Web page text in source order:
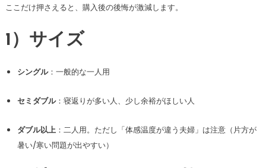
ここだけ押さえると、購入後の後悔が激減します。
1）サイズ
シングル：一般的な一人用
セミダブル：寝返りが多い人、少し余裕がほしい人
ダブル以上：二人用。ただし「体感温度が違う夫婦」は注意（片方が
暑い/寒い問題が出やすい）